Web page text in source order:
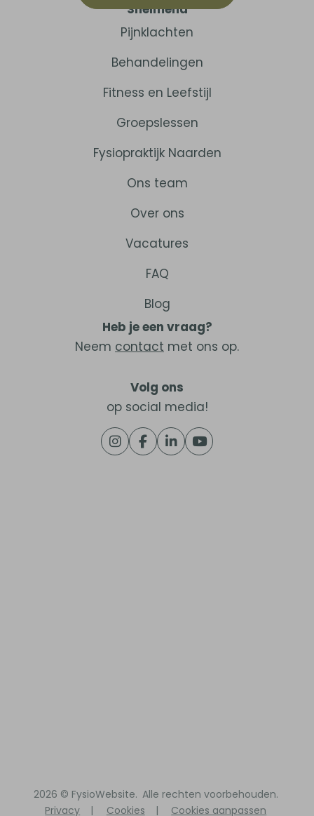
Snelmenu
Pijnklachten
Behandelingen
Fitness en Leefstijl
Groepslessen
Fysiopraktijk Naarden
Ons team
Over ons
Vacatures
FAQ
Blog
Heb je een vraag?
Neem contact met ons op.
Volg ons
op social media!
2026 © FysioWebsite. Alle rechten voorbehouden.
Privacy
| Cookies | Cookies aanpassen